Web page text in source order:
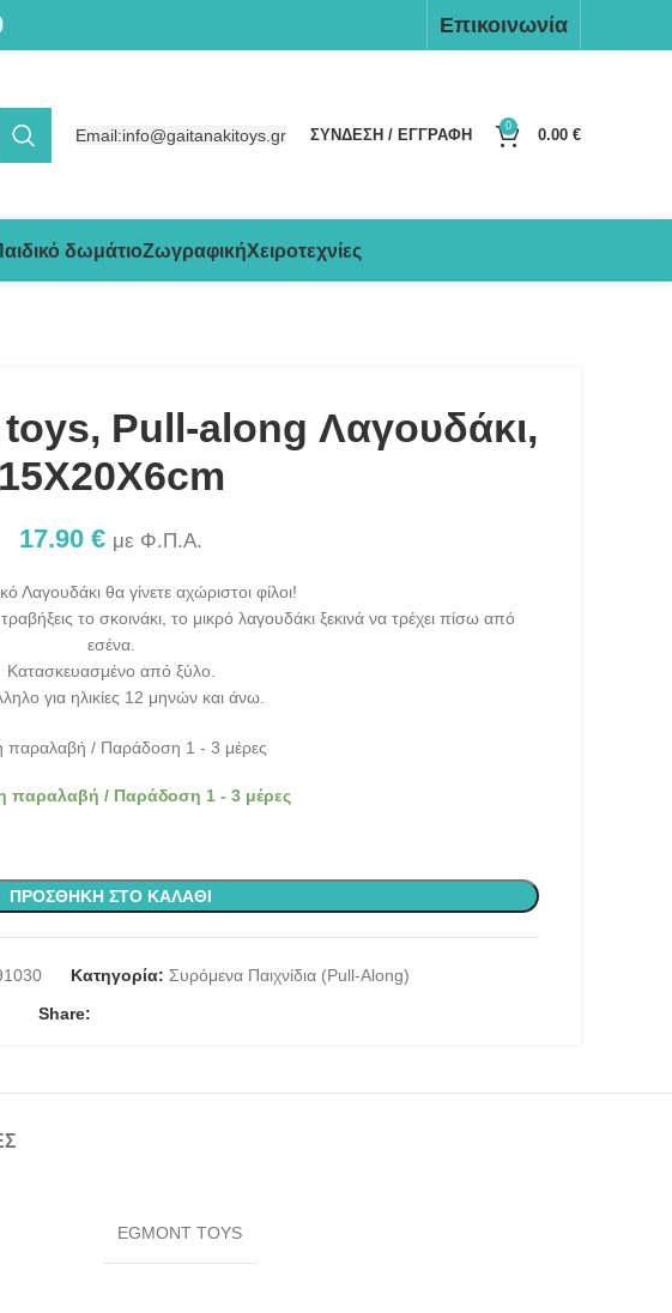
Επικοινωνία
Email:info@gaitanakitoys.gr ΣΥΝΔΕΣΗ / ΕΓΓΡΑΦΗ
0
0.00 €
δωμάτιοΖωγραφικήΧειροτεχνίες
Pull-along Λαγουδάκι,
15X20X6cm
17.90€ με Φ.Π.Α.
Λαγουδάκι θα γίνετε αχώριστοι φίλοι!
το σκοινάκι, το μικρό λαγουδάκι ξεκινά να τρέχει πίσω από
εσένα.
Κατασκευασμένο από ξύλο.
για ηλικίες 12 μηνών και άνω.
παραλαβή / Παράδοση 1 - 3 μέρες
παραλαβή / Παράδοση 1 - 3 μέρες
ΠΡΟΣΘΉΚΗ ΣΤΟ ΚΑΛΆΘΙ
Κατηγορία: Συρόμενα Παιχνίδια (Pull-Along)
Share:
EGMONT TOYS